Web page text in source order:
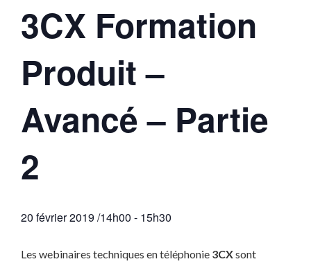
3CX Formation
Produit –
Avancé – Partie
2
20 février 2019 /14h00 - 15h30
Les webinaires techniques en téléphonie 3CXsont